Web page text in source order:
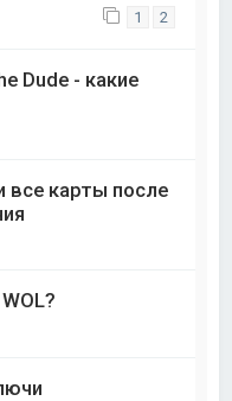
1 2
Dude - какие
все карты после